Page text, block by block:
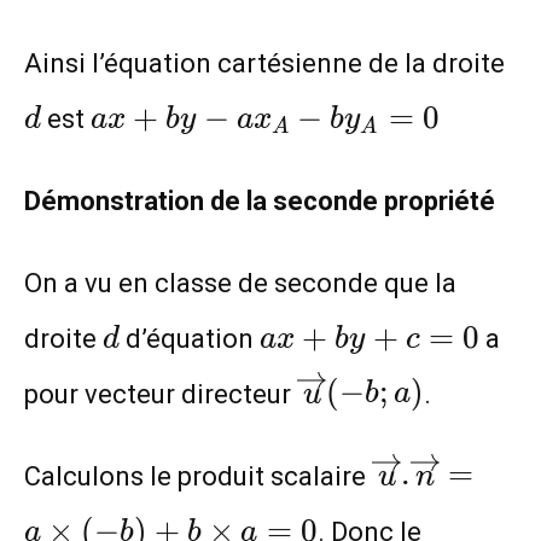
Ainsi l’équation cartésienne de la droite
d est ax+by-
by_A=0
ax + by − axA − byA = 0
Démonstration de la seconde propriété
On a vu en classe de seconde que la
droite d
d d’équation ax+by+c=0
ax + by + c = 0 a
pour vecteur directeur
(-b;a)
u (−b; a) .
Calculons le produit scalaire u . n =
a × (−b) + b × a = 0. Donc le